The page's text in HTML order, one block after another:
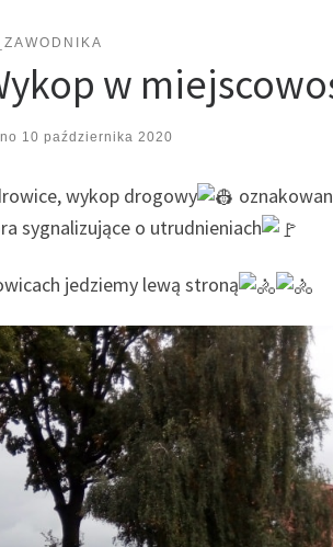
w
10 października 2020
wykop drogowy
sygnalizujące o utrudnieniach
jedziemy lewą stroną